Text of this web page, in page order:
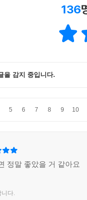
136
을 감지 중입니다.
5 6 7 8 9 10
정말 좋았을 거 같아요
다.